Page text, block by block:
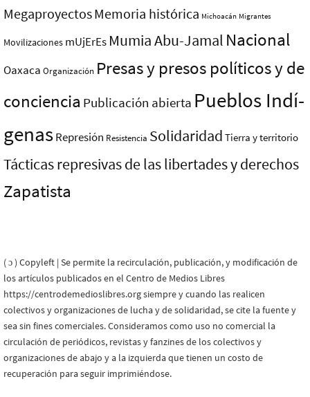
MegaproyectosMemoria histórica Michoacán Migrantes
Movilizaciones mUjErEs Mumia Abu-Jamal Nacional
Oaxaca Organización Presas y presos polí­ticos y de
conciencia Publicación abierta Pueblos Indí­
genasRepresión Resistencia Solidaridad Tierra y territorio
Tácticas represivas de las libertades y derechos
Zapatista
( ɔ ) Copyleft | Se permite la recirculación, publicación, y modificación de
los artículos publicados en el Centro de Medios Libres
https://centrodemedioslibres.org siempre y cuando las realicen
colectivos y organizaciones de lucha y de solidaridad, se cite la fuente y
sea sin fines comerciales. Consideramos como uso no comercial la
circulación de periódicos, revistas y fanzines de los colectivos y
organizaciones de abajo y a la izquierda que tienen un costo de
recuperación para seguir imprimiéndose.